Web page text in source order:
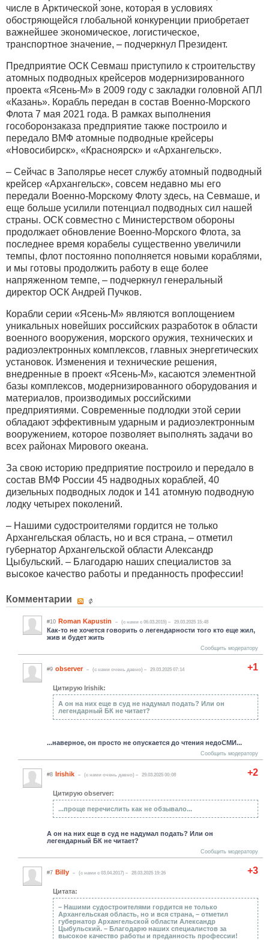
числе в Арктической зоне, которая в условиях
обостряющейся глобальной конкуренции приобретает
важнейшее экономическое, логистическое,
транспортное значение, – подчеркнул Президент.
Предприятие ОСК Севмаш приступило к строительству
атомных подводных крейсеров модернизированного
проекта «Ясень-М» в 2009 году с закладки головной АПЛ
«Казань». Корабль передан в состав Военно-Морского
Флота 7 мая 2021 года. В рамках выполнения
гособоронзаказа предприятие также построило и
передало ВМФ атомные подводные крейсеры
«Новосибирск», «Красноярск» и «Архангельск».
– Сейчас в Заполярье несет службу атомный подводный
крейсер «Архангельск», совсем недавно мы его
передали Военно-Морскому Флоту здесь, на Севмаше, и
еще больше усилили потенциал подводных сил нашей
страны. ОСК совместно с Министерством обороны
продолжает обновление Военно-Морского Флота, за
последнее время корабелы существенно увеличили
темпы, флот постоянно пополняется новыми кораблями,
и мы готовы продолжить работу в еще более
напряженном темпе, – подчеркнул генеральный
директор ОСК Андрей Пучков.
Корабли серии «Ясень-М» являются воплощением
уникальных новейших российских разработок в области
военного вооружения, морского оружия, технических и
радиоэлектронных комплексов, главных энергетических
установок. Изменения и технические решения,
внедренные в проект «Ясень-М», касаются элементной
базы комплексов, модернизированного оборудования и
материалов, производимых российскими
предприятиями. Современные подлодки этой серии
обладают эффективным ударным и радиоэлектронным
вооружением, которое позволяет выполнять задачи во
всех районах Мирового океана.
За свою историю предприятие построило и передало в
состав ВМФ России 45 надводных кораблей, 40
дизельных подводных лодок и 141 атомную подводную
лодку четырех поколений.
– Нашими судостроителями гордится не только
Архангельская область, но и вся страна, – отметил
губернатор Архангельской области Александр
Цыбульский. – Благодарю наших специалистов за
высокое качество работы и преданность профессии!
Комментарии
#10 Roman Kapustin (c нами с 06.03.2015) 29.03.2025 15:48
Как-то не хочется говорить о легендарности того кто еще жил,
жив и будет жить
Сообщить модератору
+1
#9 observer (c нами очень давно) 29.03.2025 07:14
Цитирую Irishik:
А он на них еще в суд не надумал подать? Или он
легендарный БК не читает?
...наверное, он просто не опускается до чтения недоСМИ...
Сообщить модератору
+2
#8 Irishik (c нами очень давно) 29.03.2025 00:08
Цитирую observer:
...проще перечислить как не обзывало...
А он на них еще в суд не надумал подать? Или он
легендарный БК не читает?
Сообщить модератору
+3
#7 Billy (c нами с 03.04.2017) 28.03.2025 19:26
Цитата:
– Нашими судостроителями гордится не только
Архангельская область, но и вся страна, – отметил
губернатор Архангельской области Александр
Цыбульский. – Благодарю наших специалистов за
высокое качество работы и преданность профессии!